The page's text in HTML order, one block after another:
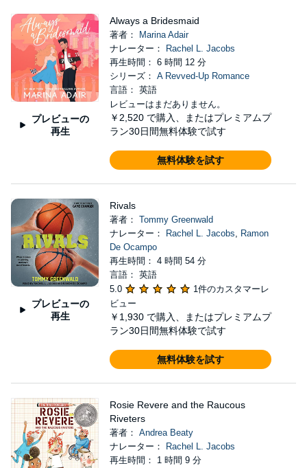
プレビューの
再生
Always a Bridesmaid
著者：
Marina Adair
ナレーター：
Rachel L. Jacobs
再生時間： 6 時間 12 分
シリーズ： A Revved-Up Romance
言語： 英語
レビューはまだありません。
￥2,520 で購入、またはプレミアムプ
ラン30日間無料体験で試す
無料体験を試す
プレビューの
再生
Rivals
著者： Tommy Greenwald
ナレーター：
Rachel L. Jacobs, Ramon
De Ocampo
再生時間： 4 時間 54 分
言語： 英語
5.0
1件のカスタマーレ
ビュー
￥1,930 で購入、またはプレミアムプ
ラン30日間無料体験で試す
無料体験を試す
Rosie Revere and the Raucous
Riveters
著者： Andrea Beaty
ナレーター：
Rachel L. Jacobs
再生時間： 1 時間 9 分